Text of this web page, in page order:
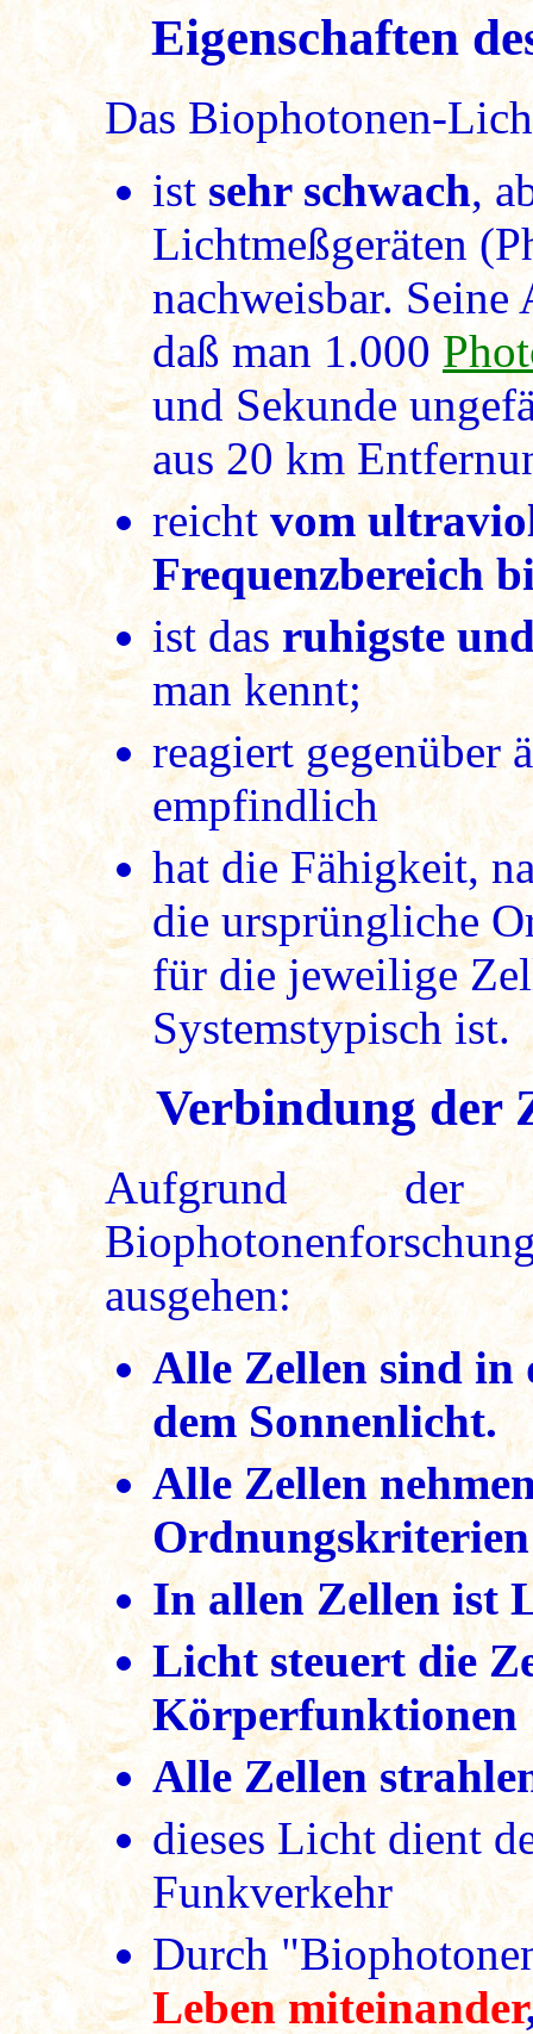
Eigenschaften
Das Biophotonen-
ist sehr schwach,
Lichtmeßgeräten
nachweisbar.
daß man 1.000
und Sekunde
aus 20 km
reicht vom
Frequenzbereich
ist das ruhigste
man kennt;
reagiert gegenüber
empfindlich
hat die Fähigkeit,
die ursprüngliche
für die jeweilige
Systemstypisch ist.
Verbindung der
Aufgrund der
ausgehen:
Alle Zellen sind
dem Sonnenlicht.
Alle Zellen
In allen Zellen ist
Licht steuert die
Körperfunktionen
Alle Zellen
dieses Licht dient
Funkverkehr
Durch
Leben miteinander